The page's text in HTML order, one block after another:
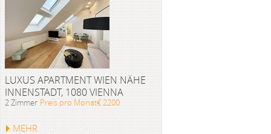
LUXUS APARTMENT WIEN NÄHE
INNENSTADT, 1080 VIENNA
2 Zimmer Preis pro Monat€ 2200
MEHR